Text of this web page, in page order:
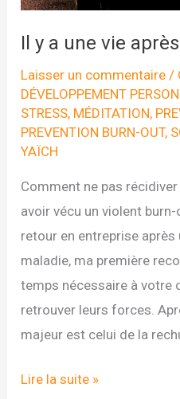
Il y a une vie
Laisser un commentaire /
DÉVELOPPEMENT
STRESS, MÉDITATION,
PREVENTION BURN-OUT,
YAÏCH
Comment ne pas
avoir vécu un violent
retour en entreprise après
maladie, ma première
temps nécessaire à votre
retrouver leurs forces.
majeur est celui de la
Il
Lire la suite »